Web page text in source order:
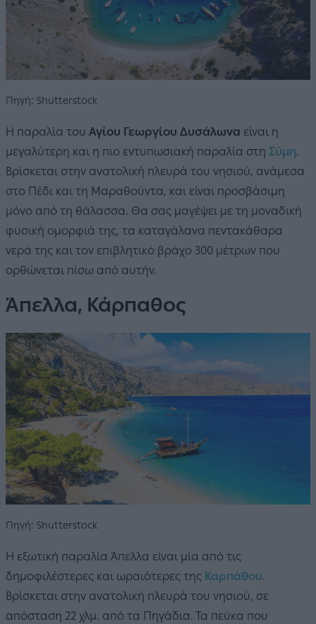
Πηγή: Shutterstock
Η παραλία του Αγίου Γεωργίου Δυσάλωνα είναι η
μεγαλύτερη και η πιο εντυπωσιακή παραλία στη Σύμη.
Βρίσκεται στην ανατολική πλευρά του νησιού, ανάμεσα
στο Πέδι και τη Μαραθούντα, και είναι προσβάσιμη
μόνο από τη θάλασσα. Θα σας μαγέψει με τη μοναδική
φυσική ομορφιά της, τα καταγάλανα πεντακάθαρα
νερά της και τον επιβλητικό βράχο 300 μέτρων που
ορθώνεται πίσω από αυτήν.
Άπελλα, Κάρπαθος
Πηγή: Shutterstock
Η εξωτική παραλία Άπελλα είναι μία από τις
δημοφιλέστερες και ωραιότερες της Καρπάθου.
Βρίσκεται στην ανατολική πλευρά του νησιού, σε
απόσταση 22 χλμ. από τα Πηγάδια. Τα πεύκα που